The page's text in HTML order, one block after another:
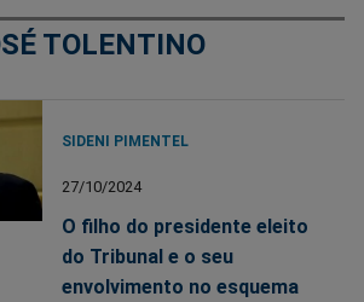
TOLENTINO
SIDENI PIMENTEL
27/10/2024
O filho do presidente eleito
do Tribunal e o seu
envolvimento no esquema